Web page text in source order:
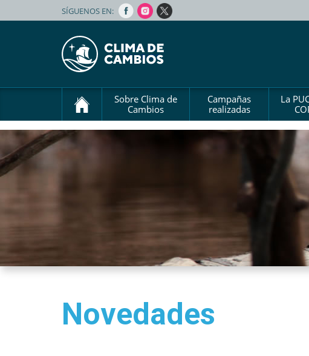
SÍGUENOS EN:
Sobre Clima de
Cambios
Campañas
realizadas
La
Novedades